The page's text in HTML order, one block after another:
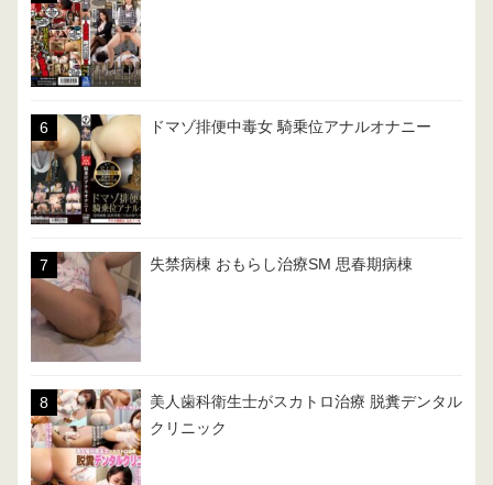
ドマゾ排便中毒女 騎乗位アナルオナニー
失禁病棟 おもらし治療SM 思春期病棟
美人歯科衛生士がスカトロ治療 脱糞デンタル
クリニック